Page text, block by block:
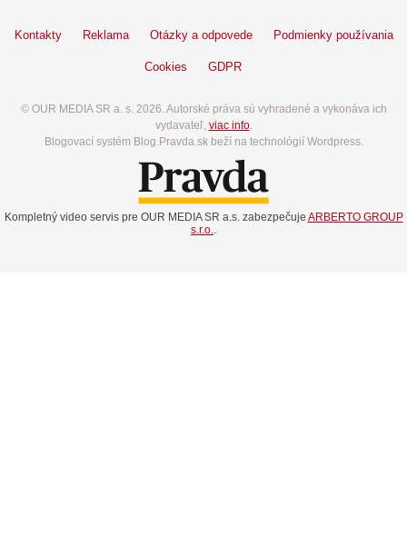
Kontakty Reklama Otázky a odpovede Podmienky používania
Cookies GDPR
© OUR MEDIA SR a. s. 2026. Autorské práva sú vyhradené a vykonáva ich
vydavateľ, viac info.
Blogovací systém Blog.Pravda.sk beží na technológií Wordpress.
Kompletný video servis pre OUR MEDIA SR a.s. zabezpečuje ARBERTO GROUP
s.r.o..